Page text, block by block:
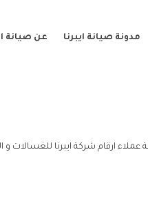
مدونة صيانة ايبرنا عن صيانة
ارقام شركة ايبرنا للغسالات